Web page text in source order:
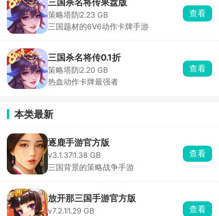
策略塔防2.23 GB
三国题材的6V6动作卡牌手游
查看
三国杀名将传0.1折
策略塔防2.20 GB
热血动作卡牌最强者
查看
本类最新
逐鹿手游官方版
v3.1.371.38 GB
三国背景的策略战争手游
查看
放开那三国手游官方版
v7.2.1 1.29 GB
查看